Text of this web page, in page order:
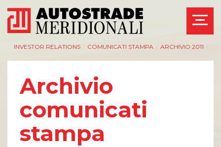
Management
Bilanci e relazioni
INVESTOR RELATIONS
INVESTOR RELATIONS COMUNICATI STAMPA ARCHIVIO 2011
Archivio
comunicati
stampa